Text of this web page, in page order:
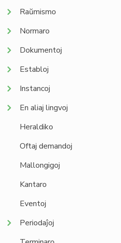
Raŭmismo
Normaro
Dokumentoj
Establoj
Instancoj
En aliaj lingvoj
Heraldiko
Oftaj demandoj
Mallongigoj
Kantaro
Eventoj
Periodaĵoj